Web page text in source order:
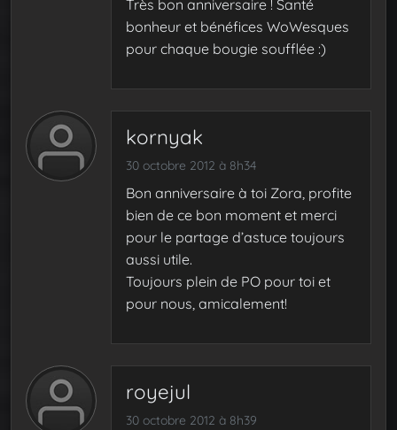
Très bon anniversaire ! Santé
bonheur et bénéfices WoWesques
pour chaque bougie soufflée :)
kornyak
30 octobre 2012 à 8h34
Bon anniversaire à toi Zora, profite
bien de ce bon moment et merci
pour le partage d’astuce toujours
aussi utile.
Toujours plein de PO pour toi et
pour nous, amicalement!
royejul
30 octobre 2012 à 8h39